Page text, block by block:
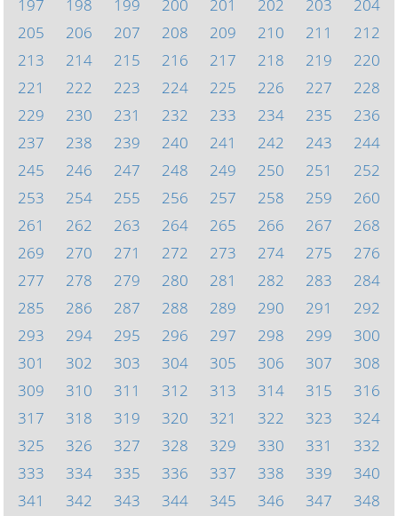
197
198 199 200 201 202 203
204
205
206 207 208 209 210 211
212
213
214 215 216 217 218 219
220
221
222 223 224 225 226 227
228
229
230 231 232 233 234 235
236
237
238 239 240 241 242 243
244
245
246 247 248 249 250 251
252
253
254 255 256 257 258 259
260
261
262 263 264 265 266 267
268
269
270 271 272 273 274 275
276
277
278 279 280 281 282 283
284
285
286 287 288 289 290 291
292
293
294 295 296 297 298 299
300
301
302 303 304 305 306 307
308
309
310 311 312 313 314 315
316
317
318 319 320 321 322 323
324
325
326 327 328 329 330 331
332
333
334 335 336 337 338 339
340
341
342 343 344 345 346 347 348